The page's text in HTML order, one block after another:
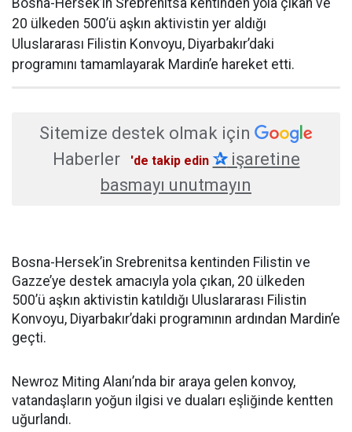
Bosna-Hersek’in Srebrenitsa kentinden yola çıkan ve
20 ülkeden 500’ü aşkın aktivistin yer aldığı
Uluslararası Filistin Konvoyu, Diyarbakır’daki
programını tamamlayarak Mardin’e hareket etti.
Sitemize destek olmak için
Haberler
'de takip edin ✰işaretine
basmayı unutmayın
Bosna-Hersek’in Srebrenitsa kentinden Filistin ve
Gazze’ye destek amacıyla yola çıkan, 20 ülkeden
500’ü aşkın aktivistin katıldığı Uluslararası Filistin
Konvoyu, Diyarbakır’daki programının ardından Mardin’e
geçti.
Newroz Miting Alanı’nda bir araya gelen konvoy,
vatandaşların yoğun ilgisi ve duaları eşliğinde kentten
uğurlandı.